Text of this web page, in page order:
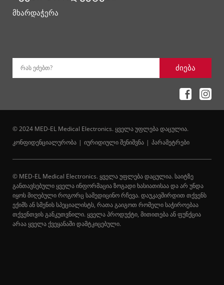
მხარდაჭერა
რას ეძებთ? ძიება
© 2024 MED-EL Medical Electronics. ყველა უფლება დაცულია.
კონფიდენციალურობა
იურიდიული შენიშვნა პარამეტრები
© MED-EL Medical Electronics. ყველა უფლება დაცულია. საიტზე
განთავსებული ყველა ინფორმაცია ზოგადი ხასიათისაა და არ უნდა
იყოს მიღებული როგორც სამედიცინო რჩევა. დაუკავშირდით თქვენს
ექიმს ან სმენის სპეციალისტს, რათა გაიგოთ რომელი საჭიროებაა
თქვენთვის განკუთვნილი. ყველა პროდუქტი, მითითება ან ფუნქცია
არაა ყველა ქვეყანაში დამტკიცებული.